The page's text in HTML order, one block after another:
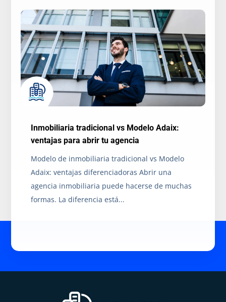
Inmobiliaria tradicional vs Modelo Adaix:
ventajas para abrir tu agencia
Modelo de inmobiliaria tradicional vs Modelo
Adaix: ventajas diferenciadoras Abrir una
agencia inmobiliaria puede hacerse de muchas
formas. La diferencia está...